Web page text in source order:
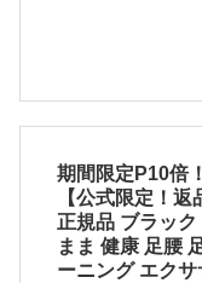
期間限定P10倍
【公式限定！
正規品 ブラッ
まま 健康 足腰
ーニング エク